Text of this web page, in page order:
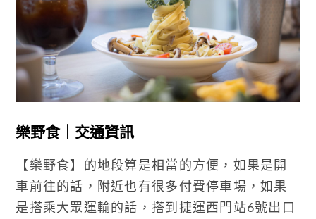
樂野食｜交通資訊
【樂野食】的地段算是相當的方便，如果是開
車前往的話，附近也有很多付費停車場，如果
是搭乘大眾運輸的話，搭到捷運西門站6號出口